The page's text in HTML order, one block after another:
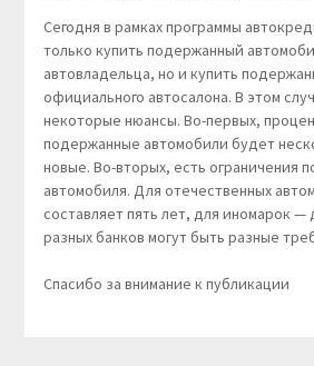
Сегодня в рамках программы
только купить подержанный
автовладельца, но и купить
официального автосалона. В этом
некоторые нюансы. Во-первых,
подержанные автомобили будет
новые. Во-вторых, есть ограничения
автомобиля. Для отечественных
составляет пять лет, для иномарок —
разных банков могут быть разные
Спасибо за внимание к публикации